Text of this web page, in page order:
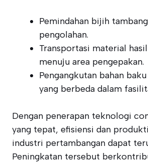
Pemindahan bijih
pengolahan.
Transportasi material
menuju area pengepakan.
Pengangkutan bahan
yang berbeda dalam
Dengan penerapan teknologi
yang tepat, efisiensi dan
industri pertambangan dapat
Peningkatan tersebut